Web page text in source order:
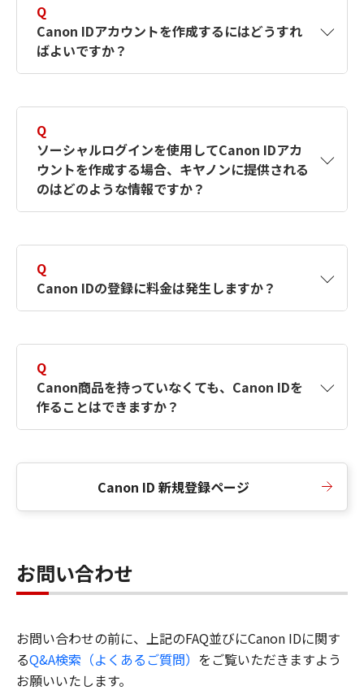
Q
Canon IDアカウントを作成するにはどうすれ
ばよいですか？
す。詳しい作成方法は【カメラ】Canon IDとは
何ですか？Canon IDの作成方法は？をご確認く
ださい。
Q
ソーシャルログインを使用してCanon IDアカ
ウントを作成する場合、キヤノンに提供される
のはどのような情報ですか？
択したサービスから取得します。アカウントを
簡単に作成できるように、この情報を使用して
Canon IDの登録フォームを入力します。
Q
Canon IDの登録に料金は発生しますか？
Q
Canon商品を持っていなくても、Canon IDを
作ることはできますか？
Canon ID 新規登録ページ
お問い合わせ
お問い合わせの前に、上記のFAQ並びにCanon IDに関す
るQ&A検索（よくあるご質問） をご覧いただきますよう
お願いいたします。